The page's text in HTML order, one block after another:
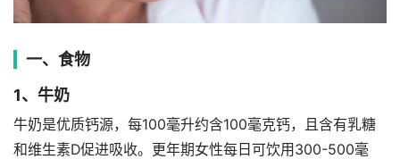
一、食物
1、牛奶
牛奶是优质钙源，每100毫升约含100毫克钙，且含有乳糖
和维生素D促进吸收。更年期女性每日可饮用300-500毫